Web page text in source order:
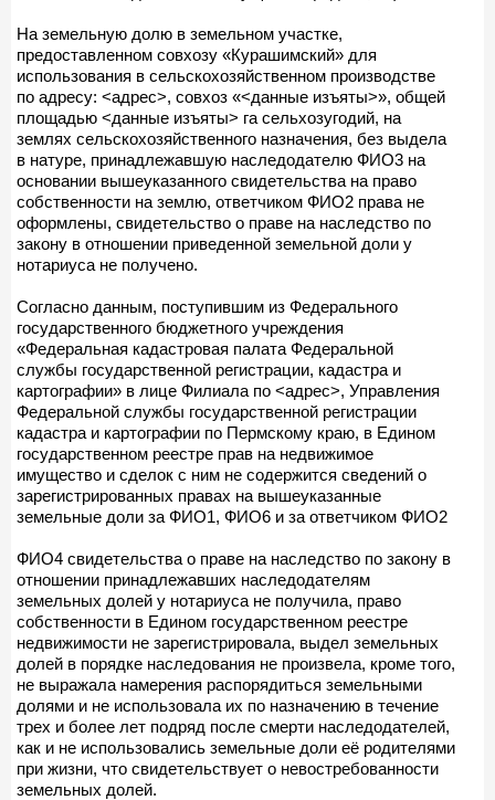
На земельную долю в земельном участке,
предоставленном совхозу «Курашимский» для
использования в сельскохозяйственном производстве
по адресу: <адрес>, совхоз «<данные изъяты>», общей
площадью <данные изъяты> га сельхозугодий, на
землях сельскохозяйственного назначения, без выдела
в натуре, принадлежавшую наследодателю ФИО3 на
основании вышеуказанного свидетельства на право
собственности на землю, ответчиком ФИО2 права не
оформлены, свидетельство о праве на наследство по
закону в отношении приведенной земельной доли у
нотариуса не получено.
Согласно данным, поступившим из Федерального
государственного бюджетного учреждения
«Федеральная кадастровая палата Федеральной
службы государственной регистрации, кадастра и
картографии» в лице Филиала по <адрес>, Управления
Федеральной службы государственной регистрации
кадастра и картографии по Пермскому краю, в Едином
государственном реестре прав на недвижимое
имущество и сделок с ним не содержится сведений о
зарегистрированных правах на вышеуказанные
земельные доли за ФИО1, ФИО6 и за ответчиком ФИО2
ФИО4 свидетельства о праве на наследство по закону в
отношении принадлежавших наследодателям
земельных долей у нотариуса не получила, право
собственности в Едином государственном реестре
недвижимости не зарегистрировала, выдел земельных
долей в порядке наследования не произвела, кроме того,
не выражала намерения распорядиться земельными
долями и не использовала их по назначению в течение
трех и более лет подряд после смерти наследодателей,
как и не использовались земельные доли её родителями
при жизни, что свидетельствует о невостребованности
земельных долей.